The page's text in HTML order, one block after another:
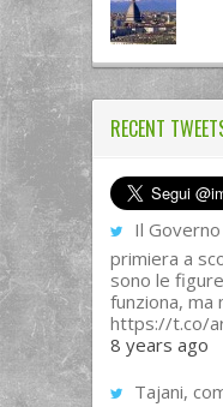
RECENT
Il
primiera a
sono le
funziona, ma
https://t.co/
8 years ago
Tajani,